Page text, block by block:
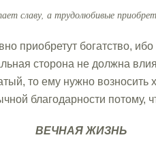
славу, а трудолюбивые
приобретут богатство,
сторона не должна
то ему нужно
благодарности
ВЕЧНАЯ ЖИЗНЬ